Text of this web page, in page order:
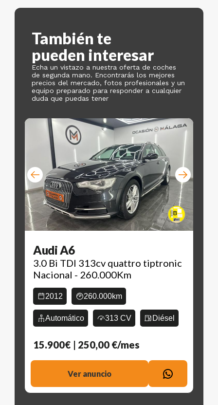
También te
pueden interesar
Echa un vistazo a nuestra oferta de coches
de segunda mano. Encontrarás los mejores
precios del mercado, fotos profesionales y un
equipo preparado para responder a cualquier
duda que puedas tener
Audi A6
3.0 Bi TDI 313cv quattro tiptronic
Nacional - 260.000Km
2012 260.000km
Automático 313 CV Diésel
15.900€ | 250,00 €/mes
Ver anuncio